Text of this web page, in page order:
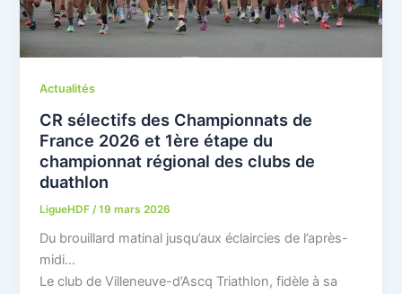
Actualités
CR sélectifs des Championnats de
France 2026 et 1ère étape du
championnat régional des clubs de
duathlon
LigueHDF /19 mars 2026
Du brouillard matinal jusqu’aux éclaircies de l’après-
midi…
Le club de Villeneuve-d’Ascq Triathlon, fidèle à sa